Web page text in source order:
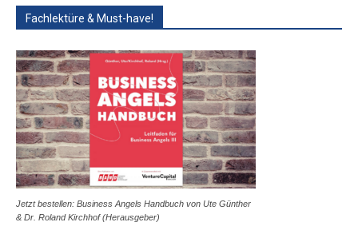
Fachlektüre & Must-have!
Jetzt bestellen: Business Angels Handbuch von Ute Günther
& Dr. Roland Kirchhof (Herausgeber)